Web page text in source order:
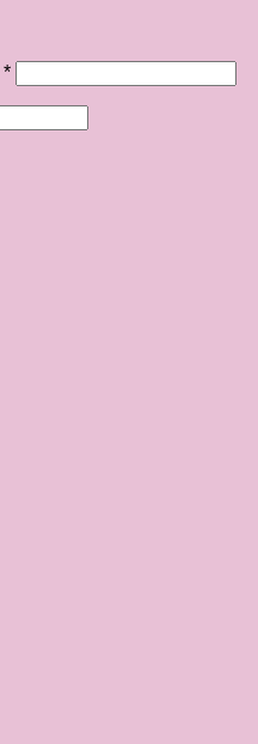
*Påkrævet